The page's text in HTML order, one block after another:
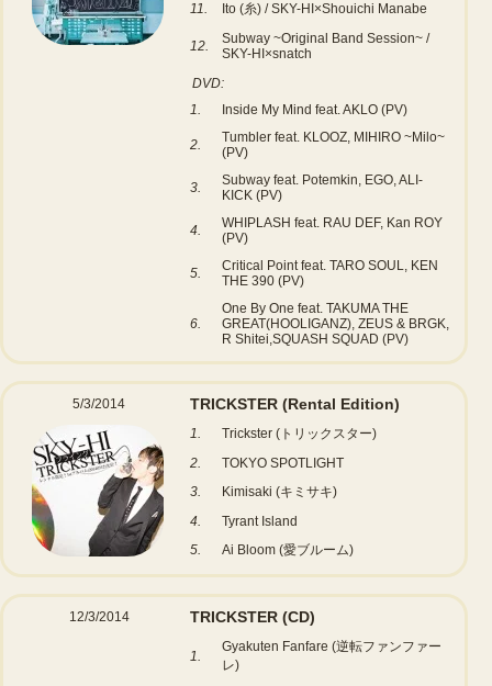
11.
Ito (糸) / SKY-HI×Shouichi Manabe
12.
Subway ~Original Band Session~ /
SKY-HI×snatch
DVD:
1.
Inside My Mind feat. AKLO (PV)
2.
Tumbler feat. KLOOZ, MIHIRO ~Milo~
(PV)
3.
Subway feat. Potemkin, EGO, ALI-
KICK (PV)
4.
WHIPLASH feat. RAU DEF, Kan ROY
(PV)
5.
Critical Point feat. TARO SOUL, KEN
THE 390 (PV)
6.
One By One feat. TAKUMA THE
GREAT(HOOLIGANZ), ZEUS & BRGK,
R Shitei,SQUASH SQUAD (PV)
5/3/2014 TRICKSTER (Rental Edition)
1.
Trickster (トリックスター)
2.
TOKYO SPOTLIGHT
3.
Kimisaki (キミサキ)
4.
Tyrant Island
5.
Ai Bloom (愛ブルーム)
12/3/2014 TRICKSTER (CD)
1.
Gyakuten Fanfare (逆転ファンファー
レ)